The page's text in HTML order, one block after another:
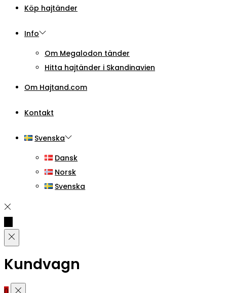
Köp hajtänder
Info
Om Megalodon tänder
Hitta hajtänder i Skandinavien
Om Hajtand.com
Kontakt
Svenska
Dansk
Norsk
Svenska
Kundvagn